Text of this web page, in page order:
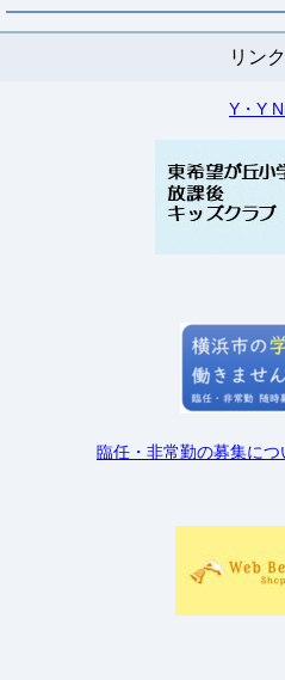
リン
Y・Y
臨任・非常勤の募集につ